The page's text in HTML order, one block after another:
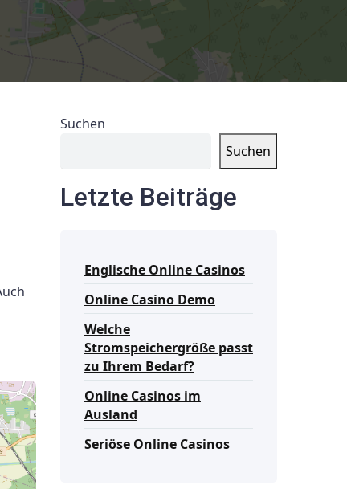
Suchen
Suchen
Letzte Beiträge
Englische Online Casinos
Online Casino Demo
Welche
Stromspeichergröße passt
zu Ihrem Bedarf?
Online Casinos im
Ausland
Seriöse Online Casinos